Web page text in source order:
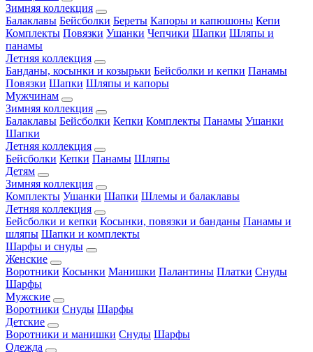
Зимняя коллекция
Балаклавы Бейсболки Береты Капоры и капюшоны Кепи
Комплекты Повязки Ушанки Чепчики Шапки Шляпы и
панамы
Летняя коллекция
Банданы, косынки и козырьки Бейсболки и кепки Панамы
Повязки Шапки Шляпы и капоры
Мужчинам
Зимняя коллекция
Балаклавы Бейсболки Кепки Комплекты Панамы Ушанки
Шапки
Летняя коллекция
Бейсболки Кепки Панамы Шляпы
Детям
Зимняя коллекция
Комплекты Ушанки Шапки Шлемы и балаклавы
Летняя коллекция
Бейсболки и кепки Косынки, повязки и банданы Панамы и
шляпы Шапки и комплекты
Шарфы и снуды
Женские
Воротники Косынки Манишки Палантины Платки Снуды
Шарфы
Мужские
Воротники Снуды Шарфы
Детские
Воротники и манишки Снуды Шарфы
Одежда